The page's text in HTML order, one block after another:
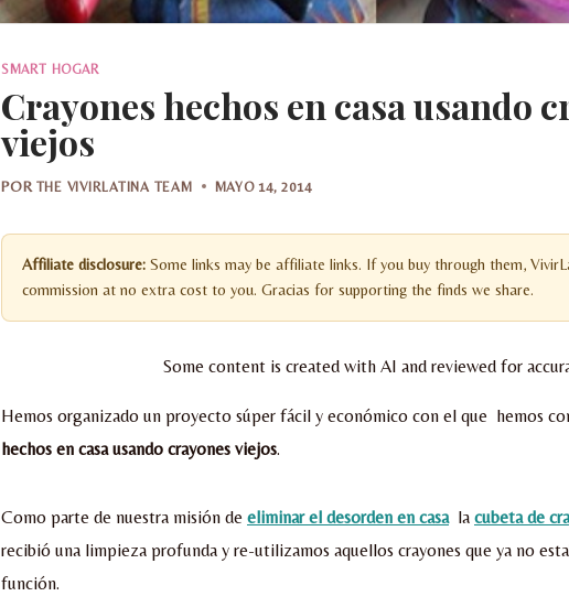
SMART HOGAR
Crayones hechos en casa usando
viejos
POR THE VIVIRLATINA TEAM MAYO 14, 2014
Affiliate disclosure: Some links may be affiliate links. If you buy through them,
commission at no extra cost to you. Gracias for supporting the finds we share.
Some content is created with AI and reviewed for
Hemos organizado un proyecto súper fácil y económico con el que hemos
hechos en casa usando crayones viejos.
Como parte de nuestra misión de eliminar el desorden en casa la cubeta de
recibió una limpieza profunda y re-utilizamos aquellos crayones que ya no
función.